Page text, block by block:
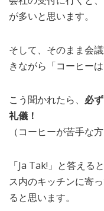
が多いと思います。
そして、そのまま会
きながら「コーヒー
こう聞かれたら、 必
礼儀！
（コーヒーが苦手な
「Ja Tak!」と答える
ス内のキッチンに寄
ると思います。